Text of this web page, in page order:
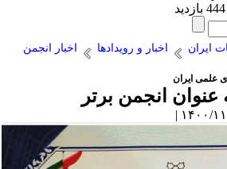
اخبار و رویدادها اخبار انجمن
ایران
انجمن برتر